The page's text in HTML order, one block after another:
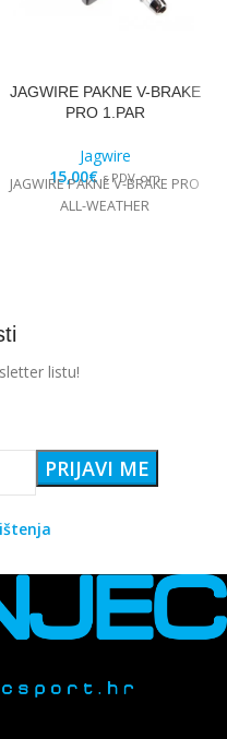
JAGWIRE PAKNE V-BRAKE
PRO 1.PAR
Jagwire
15,00€ s PDV-om
JAGWIRE PAKNE V-BRAKE PRO
ALL-WEATHER
listu!